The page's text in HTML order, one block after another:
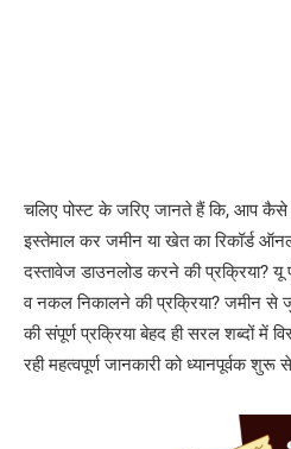
चलिए पोस्ट के जरिए जानते हैं कि, आप
इस्तेमाल कर जमीन या खेत का रिकॉर्ड
दस्तावेज डाउनलोड करने की प्रक्रिया? यू
व नकल निकालने की प्रक्रिया? जमीन से
की संपूर्ण प्रक्रिया बेहद ही सरल शब्दों में
रही महत्वपूर्ण जानकारी को ध्यानपूर्वक